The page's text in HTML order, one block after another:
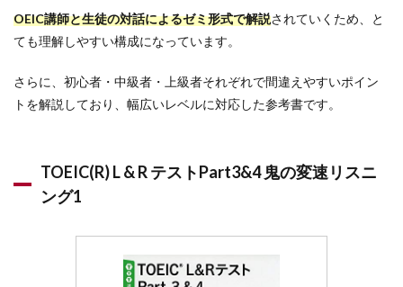
OEIC講師と生徒の対話によるゼミ形式で解説されていくため、と
ても理解しやすい構成になっています。
さらに、初心者・中級者・上級者それぞれで間違えやすいポイン
トを解説しており、幅広いレベルに対応した参考書です。
TOEIC(R) L & R テストPart3&4 鬼の変速リスニ
ング1